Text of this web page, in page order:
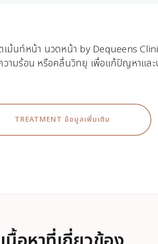
นท์หน้า นวดหน้า by Dequeens
ามร้อน หรือคลื่นวิทยุ เพื่อแก้ปัญหาแล
TREATMENT ข้อมูลเพิ่มเติม